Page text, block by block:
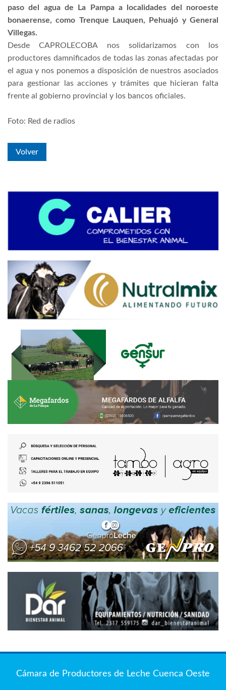
paso del agua de La Pampa a localidades del noroeste
bonaerense, como Trenque Lauquen, Pehuajó y General
Villegas.
Desde CAPROLECOBA nos solidarizamos con los
productores damnificados de todas las zonas afectadas por
el agua y nos ponemos a disposición de nuestros asociados
para gestionar las acciones y trámites que hicieran falta
frente al gobierno provincial y los bancos oficiales.
Foto: Red de radios
Volver
Cámara de Productores de Leche Cuenca Oeste